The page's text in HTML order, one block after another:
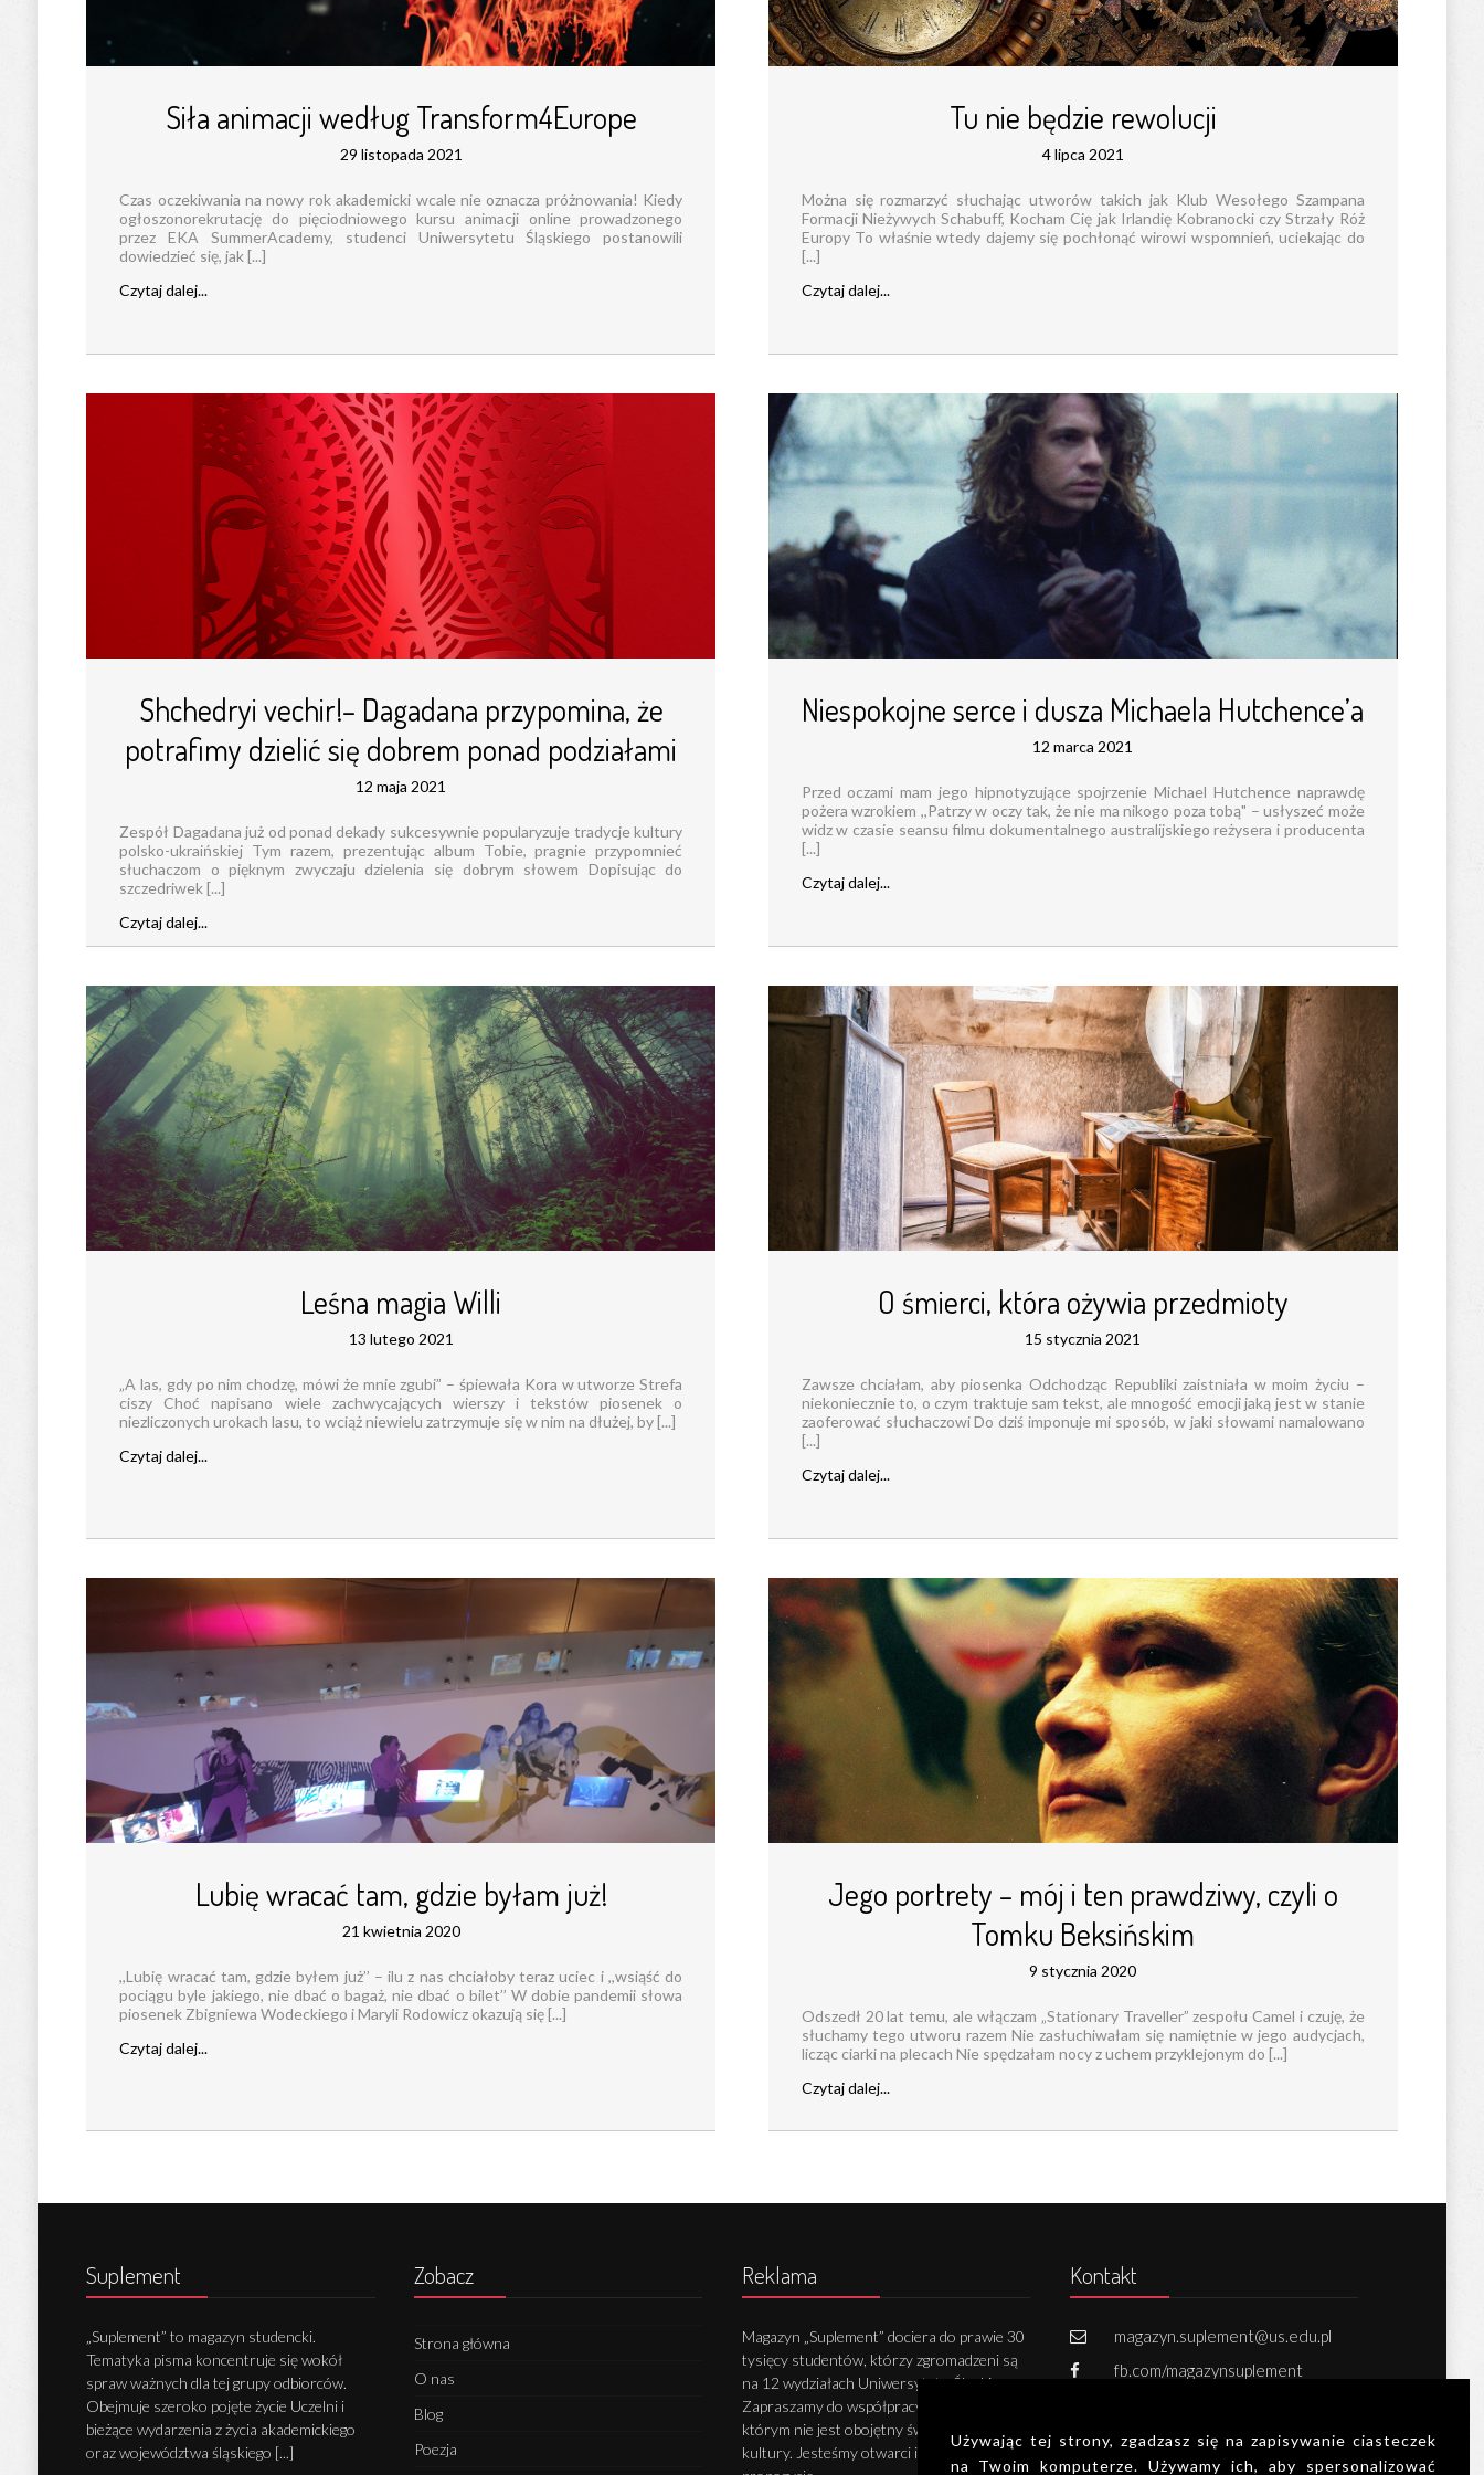
Siła animacji według Transform4Europe
29 listopada 2021
Czas oczekiwania na nowy rok akademicki wcale nie oznacza próżnowania! Kiedy
ogłoszonorekrutację do pięciodniowego kursu animacji online prowadzonego
przez EKA SummerAcademy, studenci Uniwersytetu Śląskiego postanowili
dowiedzieć się, jak [...]
Czytaj dalej...
Tu nie będzie rewolucji
4 lipca 2021
Można się rozmarzyć słuchając utworów takich jak Klub Wesołego Szampana
Formacji Nieżywych Schabuff, Kocham Cię jak Irlandię Kobranocki czy Strzały Róż
Europy To właśnie wtedy dajemy się pochłonąć wirowi wspomnień, uciekając do
[...]
Czytaj dalej...
Shchedryi vechir!– Dagadana przypomina, że
potrafimy dzielić się dobrem ponad podziałami
12 maja 2021
Zespół Dagadana już od ponad dekady sukcesywnie popularyzuje tradycje kultury
polsko-ukraińskiej Tym razem, prezentując album Tobie, pragnie przypomnieć
słuchaczom o pięknym zwyczaju dzielenia się dobrym słowem Dopisując do
szczedriwek [...]
Czytaj dalej...
Niespokojne‌ ‌serce‌ ‌i‌ ‌dusza‌ ‌Michaela‌ ‌Hutchence’a‌
12 marca 2021
Przed oczami mam jego hipnotyzujące spojrzenie Michael Hutchence naprawdę
pożera wzrokiem ,,Patrzy w oczy tak, że nie ma nikogo poza tobą" – usłyszeć może
widz w czasie seansu filmu dokumentalnego australijskiego reżysera i producenta
[...]
Czytaj dalej...
Leśna magia Willi
13 lutego 2021
„A las, gdy po nim chodzę, mówi że mnie zgubi” – śpiewała Kora w utworze Strefa
ciszy Choć napisano wiele zachwycających wierszy i tekstów piosenek o
niezliczonych urokach lasu, to wciąż niewielu zatrzymuje się w nim na dłużej, by [...]
Czytaj dalej...
O śmierci, która ożywia przedmioty
15 stycznia 2021
Zawsze chciałam, aby piosenka Odchodząc Republiki zaistniała w moim życiu –
niekoniecznie to, o czym traktuje sam tekst, ale mnogość emocji jaką jest w stanie
zaoferować słuchaczowi Do dziś imponuje mi sposób, w jaki słowami namalowano
[...]
Czytaj dalej...
Lubię wracać tam, gdzie byłam już!
21 kwietnia 2020
,,Lubię wracać tam, gdzie byłem już’’ – ilu z nas chciałoby teraz uciec i ,,wsiąść do
pociągu byle jakiego, nie dbać o bagaż, nie dbać o bilet’’ W dobie pandemii słowa
piosenek Zbigniewa Wodeckiego i Maryli Rodowicz okazują się [...]
Czytaj dalej...
Jego portrety – mój i ten prawdziwy, czyli o
Tomku Beksińskim
9 stycznia 2020
Odszedł 20 lat temu, ale włączam „Stationary Traveller” zespołu Camel i czuję, że
słuchamy tego utworu razem Nie zasłuchiwałam się namiętnie w jego audycjach,
licząc ciarki na plecach Nie spędzałam nocy z uchem przyklejonym do [...]
Czytaj dalej...
Suplement
„Suplement” to magazyn studencki.
Tematyka pisma koncentruje się wokół
spraw ważnych dla tej grupy odbiorców.
Obejmuje szeroko pojęte życie Uczelni i
bieżące wydarzenia z życia akademickiego
oraz województwa śląskiego [...]
Zobacz
Strona główna
O nas
Blog
Poezja
Reklama
Magazyn „Suplement” dociera do prawie 30
tysięcy studentów, którzy zgromadzeni są
na 12 wydziałach Uniwersytetu Śląskiego.
Zapraszamy do współpracy wszystkich,
którym nie jest obojętny świat nauki oraz
kultury. Jesteśmy otwarci i gotowi na każdą
Kontakt
magazyn.suplement@us.edu.pl
fb.com/magazynsuplement
Zapisz się do newslettera!
Używając tej strony, zgadzasz się na zapisywanie ciasteczek
na Twoim komputerze. Używamy ich, aby spersonalizować